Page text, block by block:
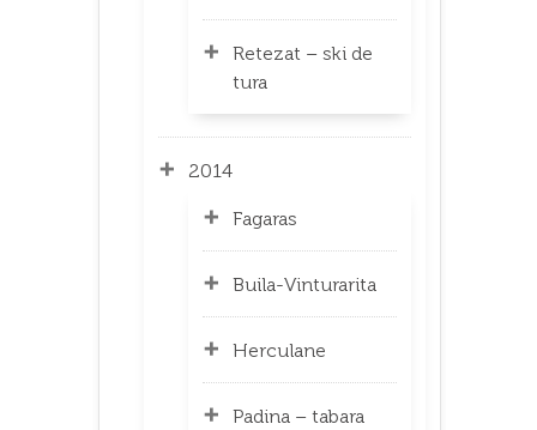
Retezat – ski de
tura
2014
Fagaras
Buila-Vinturarita
Herculane
Padina – tabara